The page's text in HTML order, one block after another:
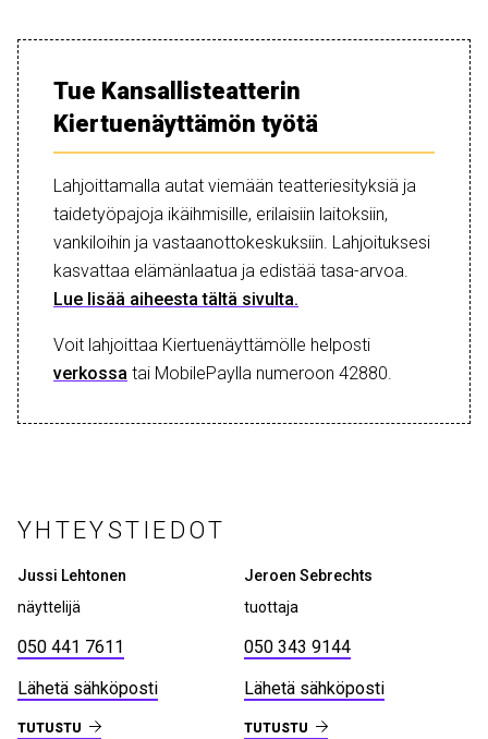
Tue Kansallisteatterin
Kiertuenäyttämön työtä
Lahjoittamalla autat viemään teatteriesityksiä ja
taidetyöpajoja ikäihmisille, erilaisiin laitoksiin,
vankiloihin ja vastaanottokeskuksiin. Lahjoituksesi
kasvattaa elämänlaatua ja edistää tasa-arvoa.
Lue lisää aiheesta tältä sivulta.
Voit lahjoittaa Kiertuenäyttämölle helposti
verkossa tai MobilePaylla numeroon 42880.
YHTEYSTIEDOT
Jussi Lehtonen
näyttelijä
050 441 7611
Lähetä sähköposti
TUTUSTU
Jeroen Sebrechts
tuottaja
050 343 9144
Lähetä sähköposti
TUTUSTU